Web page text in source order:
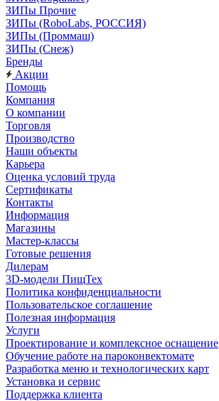
ЗИПы Прочие
ЗИПы (RoboLabs, РОССИЯ)
ЗИПы (Проммаш)
ЗИПы (Снеж)
Бренды
Акции
Помощь
Компания
О компании
Торговля
Производство
Наши объекты
Карьера
Оценка условий труда
Сертификаты
Контакты
Информация
Магазины
Мастер-классы
Готовые решения
Дилерам
3D-модели ПищТех
Политика конфиденциальности
Пользовательское соглашение
Полезная информация
Услуги
Проектирование и комплексное оснащение
Обучение работе на пароконвектомате
Разработка меню и технологических карт
Установка и сервис
Поддержка клиента